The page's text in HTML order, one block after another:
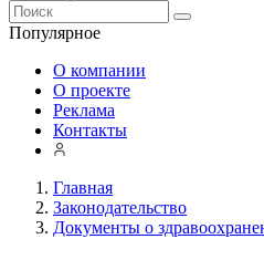
Популярное
О компании
О проекте
Реклама
Контакты
Главная
Законодательство
Документы о